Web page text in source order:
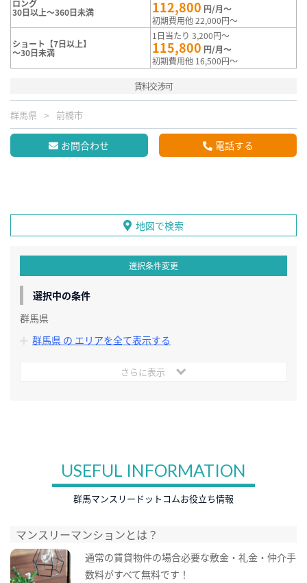
ロング
30日以上～360日未満 112,800 円/月～
初期費用他 22,000円～
ショート【7日以上】
～30日未満
1日当たり 3,200円～
115,800 円/月～
初期費用他 16,500円～
賃料交渉可
群馬県 前橋市
お問合わせ 電話する
地図で検索
選択条件変更
選択中の条件
群馬県
群馬県 の エリアを全て表示する
さらに表示
USEFUL INFORMATION
群馬マンスリードットコムお役立ち情報
マンスリーマンションとは？
通常の賃貸物件の場合必要な敷金・礼金・仲介手
数料がすべて無料です！